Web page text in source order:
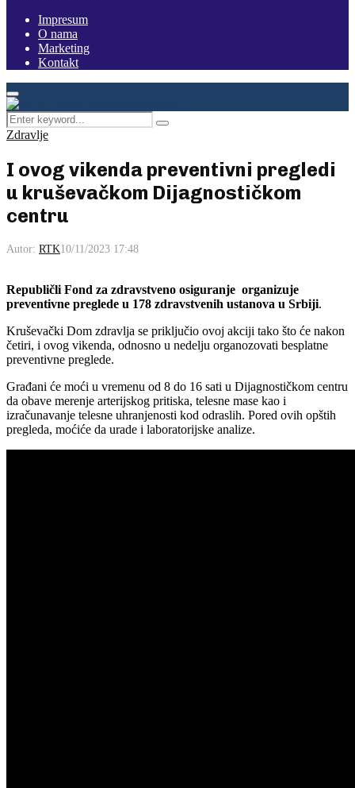
Impresum
O nama
Marketing
Kontakt
Facebook
Instagram
Youtube
Primary
Menu
Search
for:
Pretraga
Zdravlje
I ovog vikenda preventivni pregledi
u kruševačkom Dijagnostičkom
centru
Autor: RTK10/11/2023 17:48
Republičli Fond za zdravstveno osiguranje organizuje
preventivne preglede u 178 zdravstvenih ustanova u Srbiji.
Kruševački Dom zdravlja se priključio ovoj akciji tako što će nakon
četiri, i ovog vikenda, odnosno u nedelju organozovati besplatne
preventivne preglede.
Građani će moći u vremenu od 8 do 16 sati u Dijagnostičkom centru
da obave merenje arterijskog pritiska, telesne mase kao i
izračunavanje telesne uhranjenosti kod odraslih. Pored ovih opštih
pregleda, moćiće da urade i laboratorijske analize.